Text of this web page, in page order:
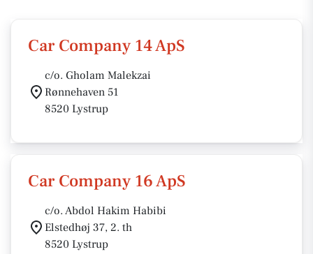
Car Company 14 ApS
c/o. Gholam Malekzai
Rønnehaven 51
8520 Lystrup
Car Company 16 ApS
c/o. Abdol Hakim Habibi
Elstedhøj 37, 2. th
8520 Lystrup